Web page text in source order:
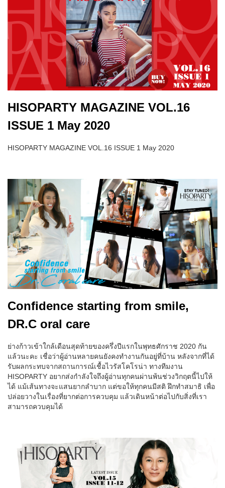
HISOPARTY MAGAZINE VOL.16
ISSUE 1 May 2020
HISOPARTY MAGAZINE VOL.16 ISSUE 1 May 2020
Confidence starting from smile,
DR.C oral care
ย่างก้าวเข้าใกล้เดือนสุดท้ายของครึ่งปีแรกในพุทธศักราช 2020 กัน
แล้วนะคะ เชื่อว่าผู้อ่านหลายคนยังคงทำงานกันอยู่ที่บ้าน หลังจากที่ได้
รับผลกระทบจากสถานการณ์เชื้อไวรัสโคโรน่า ทางทีมงาน
HISOPARTY อยากส่งกำลังใจถึงผู้อ่านทุกคนผ่านพ้นช่วงวิกฤตนี้ไปให้
ได้ แม้เส้นทางจะแสนยากลำบาก แต่ขอให้ทุกคนมีสติ ฝึกทำสมาธิ เพื่อ
ปล่อยวางในเรื่องที่ยากต่อการควบคุม แล้วเดินหน้าต่อไปกับสิ่งที่เรา
สามารถควบคุมได้